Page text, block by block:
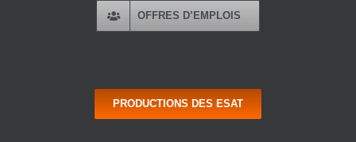
OFFRES D’EMPLOIS
PRODUCTIONS DES ESAT